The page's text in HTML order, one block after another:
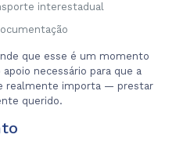
interestadual
que esse é um momento
necessário para que a
realmente importa — prestar
querido.